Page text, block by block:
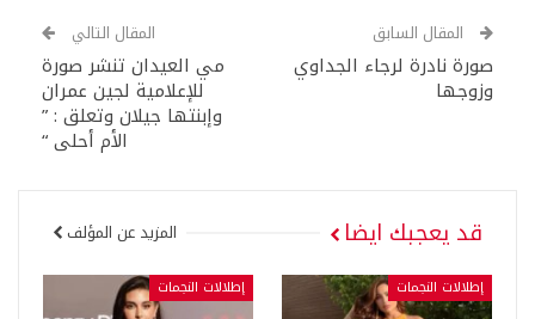
المقال السابق
صورة نادرة لرجاء الجداوي
وزوجها
المقال التالي
مي العيدان تنشر صورة
للإعلامية لجين عمران
وإبنتها جيلان وتعلق : ”
الأم أحلى “
قد يعجبك ايضا المزيد عن المؤلف
إطلالات النجمات إطلالات النجمات